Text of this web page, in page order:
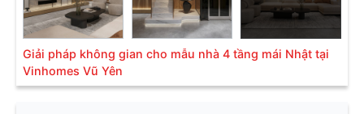
Giải pháp không gian cho mẫu nhà 4 tầng mái Nhật tại
Vinhomes Vũ Yên